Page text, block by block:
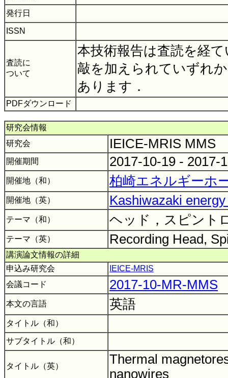
発行日
ISSN
査読に
ついて
本技術報告は査読を経
敲を加えられていずれ
あります．
PDFダウンロード
研究会情報
研究会
IEICE-MRIS MMS
開催期間 2017-10-19 - 2017-
開催地（和） 柏崎エネルギーホ
開催地（英） Kashiwazaki
テーマ（和） ヘッド，スピント
テーマ（英） Recording Head,
講演論文情報の詳細
申込み研究会
IEICE-MRIS
会議コード
2017-10-MR-MMS
本文の言語 英語
タイトル（和）
サブタイトル（和）
タイトル（英）
Thermal
nanowires